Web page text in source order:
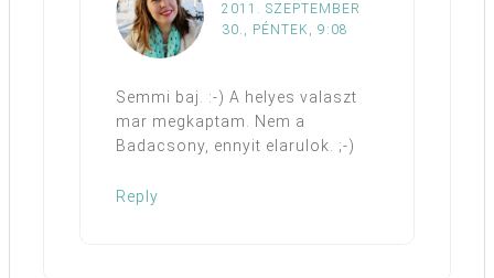
2011. SZEPTEMBER
30., PÉNTEK, 9:08
Semmi baj. :-) A helyes valaszt
mar megkaptam. Nem a
Badacsony, ennyit elarulok. ;-)
Reply